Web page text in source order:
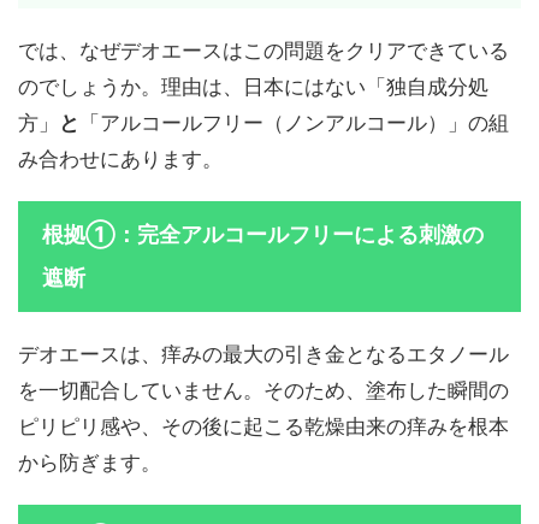
では、なぜデオエースはこの問題をクリアできている
のでしょうか。理由は、日本にはない「独自成分処
方」
と
「アルコールフリー（ノンアルコール）」の組
み合わせにあります。
根拠①：完全アルコールフリーによる刺激の
遮断
デオエースは、痒みの最大の引き金となるエタノール
を一切配合していません。そのため、塗布した瞬間の
ピリピリ感や、その後に起こる乾燥由来の痒みを根本
から防ぎます。